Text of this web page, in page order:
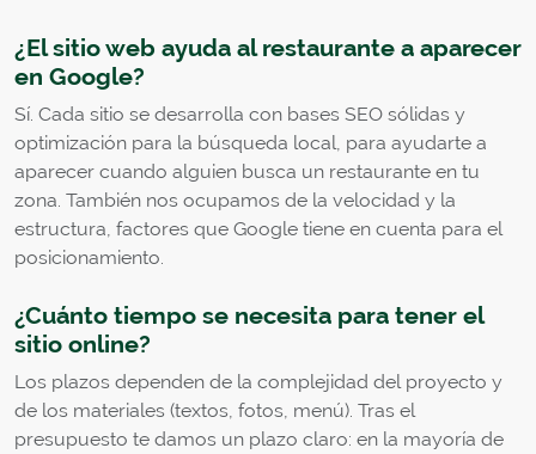
¿El sitio web ayuda al restaurante a aparecer
en Google?
Sí. Cada sitio se desarrolla con bases SEO sólidas y
optimización para la búsqueda local, para ayudarte a
aparecer cuando alguien busca un restaurante en tu
zona. También nos ocupamos de la velocidad y la
estructura, factores que Google tiene en cuenta para el
posicionamiento.
¿Cuánto tiempo se necesita para tener el
sitio online?
Los plazos dependen de la complejidad del proyecto y
de los materiales (textos, fotos, menú). Tras el
presupuesto te damos un plazo claro: en la mayoría de